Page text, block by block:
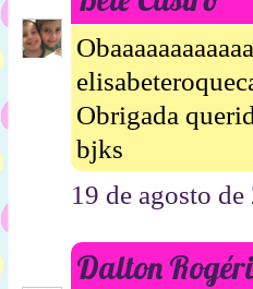
Obrigada
bjks
19 de agosto
Dalton